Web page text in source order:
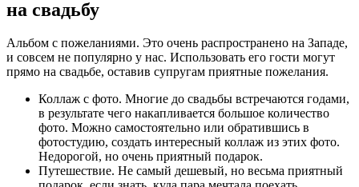
на свадьбу
Альбом с пожеланиями. Это очень распространено на Западе,
и совсем не популярно у нас. Использовать его гости могут
прямо на свадьбе, оставив супругам приятные пожелания.
Коллаж с фото. Многие до свадьбы встречаются годами,
в результате чего накапливается большое количество
фото. Можно самостоятельно или обратившись в
фотостудию, создать интересный коллаж из этих фото.
Недорогой, но очень приятный подарок.
Путешествие. Не самый дешевый, но весьма приятный